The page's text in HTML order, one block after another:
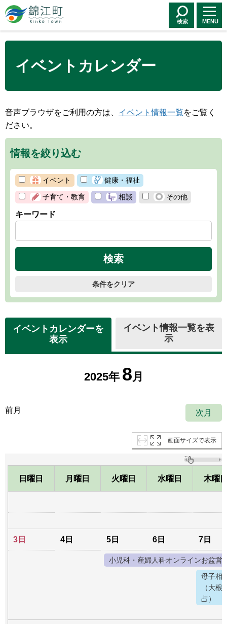
錦江町 Kinko
Town
検索 MENU
イベントカレンダー
音声ブラウザをご利用の方は、 イベント情報一覧をご覧く
ださい。
情報を絞り込む
イベント 健康・福祉
子育て・教育 相談 その他
キーワード
条件をクリア
イベントカレンダーを
表示
イベント情報一覧を表
示
前月
2025年 8月
次月
画面サイズで表示
日曜日 月曜日 火曜日 水曜日 木曜
3日 4日 5日 6日 7日
小児科・産婦人科オンラインお盆営
母子相
（大根
占）